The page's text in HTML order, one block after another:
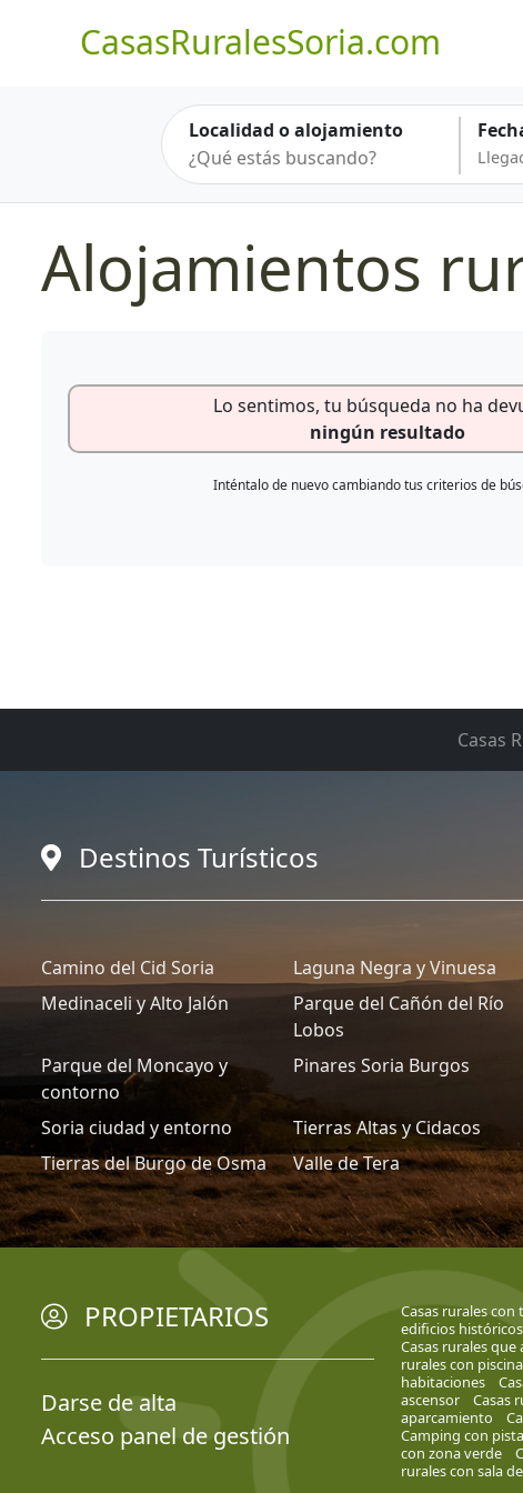
CasasRuralesSoria.com
Localidad o alojamiento
Alojamientos
Lo sentimos, tu búsqueda no ha
ningún resultado
Inténtalo de nuevo cambiando tus criterios de
Casas
Destinos Turísticos
Camino del Cid Soria
Laguna Negra y Vinuesa
Medinaceli y Alto Jalón
Parque del Cañón del Río
Lobos
Parque del Moncayo y
contorno
Pinares Soria Burgos
Soria ciudad y entorno
Tierras Altas y Cidacos
Tierras del Burgo de Osma
Valle de Tera
PROPIETARIOS
Darse de alta
Acceso panel de gestión
Casas rurales con
edificios históricos
Casas rurales
rurales con
habitaciones
ascensor
Casas
aparcamiento
Camping con
con zona verde
rurales con sala